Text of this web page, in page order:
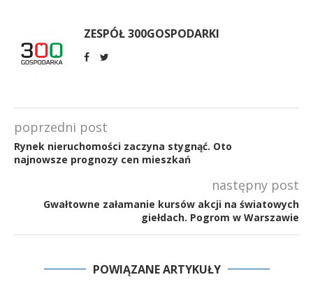
ZESPÓŁ 300GOSPODARKI
poprzedni post
Rynek nieruchomości zaczyna stygnąć. Oto
najnowsze prognozy cen mieszkań
następny post
Gwałtowne załamanie kursów akcji na światowych
giełdach. Pogrom w Warszawie
POWIĄZANE ARTYKUŁY